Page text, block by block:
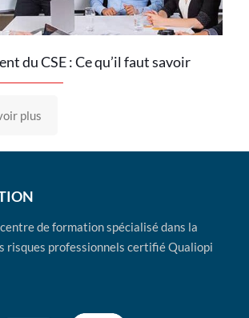
du CSE : Ce qu’il faut savoir
plus
centre de formation spécialisé dans la
risques professionnels certifié Qualiopi